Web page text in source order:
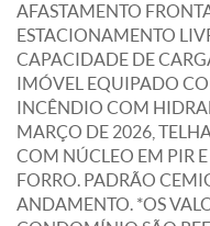
AFASTAMENTO
ESTACIONAMENTO
CAPACIDADE DE
IMÓVEL EQUIPADO
INCÊNDIO COM
MARÇO DE 2026,
COM NÚCLEO EM PIR
FORRO. PADRÃO
ANDAMENTO. *OS